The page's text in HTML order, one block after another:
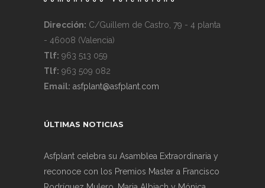
Dirección: C/Guillem de Castro, 79 - 4 planta
- 46008 (Valencia)
Tlf: 963 513 059
Tlf: 963 509 082
Email: asfplant@asfplant.com
ÚLTIMAS NOTICIAS
Asfplant celebra su Asamblea Extraordinaria y
reconoce con los Premios Master a Francisco